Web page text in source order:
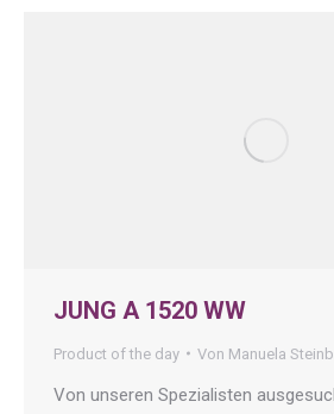
JUNG A 1520 WW
Product of the day Von Manuela
Von unseren Spezialisten